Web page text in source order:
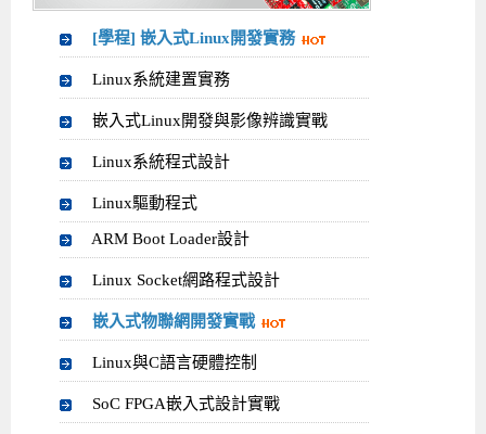
交通資訊
Linux Socket網路程式設計
Raspberry Pi之Python程式設計硬體控制
嵌入式Linux開發與AI影像辨識
TI MSP430微控制器開發
生醫感測器整合設計班
穿戴式裝置應用開發
嵌入式即時作業系統FreeRTOS 設計實作
Allegro/PCB Layout設計
工業電子丙級輔導考照課程
SoC FPGA嵌入式設計實戰
[學程]感測電路Plus+MCU韌體設計實戰
AI雲端原生與MLOps自動化實務
AI機器學習與深度學習實戰班
青少年AI人工智慧實作班
AI課程總覽頁
AI邊緣運算實作TensorFlow Lite for MCU
AIoT智能聯網運算實戰
AI深度學習之問答系統實作
AI強化學習 - 自動控制應用
讓 AI 成為你的數位同事
iPAS AIoT 應用工程師(物聯網類)
iPAS巨量資料分析師
iPAS機器學習工程師
Kubernetes雲原生實戰班
AI雲端原生與MLOps自動化實務
n8n 零基礎工作自動化實戰班
Web全端開發應用班
資訊安全實務
物聯網Web整合應用實作
[學程]物聯網全端與深度學習整合
物聯網開發系列課程
[學程]物聯網整合開發實戰
Web全端開發應用
5G技術-SDN與Mininet實作
嵌入式物聯網開發實戰
[學程]物聯網全端與深度學習整合
iPAS AIoT應用工程師(物聯網類)
5G-SDN通訊系列課程
SDN網路技術與Mininet實戰
ROS機器人開發系列課程
ROS機器人自走車系統開發應用
ROS機器手臂控制&演算法實戰
智能機器人系統整合開發
電腦視覺與影像處理課程
影像課程總覽
電腦視覺與影像處理
AI深度學習與影像辨識實戰
嵌入式Linux開發與AI影像辨識
智能機器人系統整合開發
ARM系列課程
ARM mbed 物聯網平台應用實作
ARM Boot Loader設計
ARM Cortex-M0 應用整合設計
程式語言系列課程
C語言程式設計
資料結構精修班
C++程式設計
Python程式實戰養成學程
Android系列課程
Android嵌入式平台開發訓練班
Android APP 實戰開發學程
Android Framework
iOS程式開發系列課程
iPhone程式設計基礎班
iPhone程式設計進階班
Android嵌入式平台開發訓練班
產品應用系列課程
ARM Boot Loader
使用C語言控制Raspberry Pi
Linux 作業系統實務
Raspberry Pi 開發入門
Edge AI與Pi Pico實作應用
AI邊緣運算實作TensorFlow Lite for MCU
Vibe Coding：AI協作全端開發
生成式AI能力認證
生成式AI基礎模型到Agentic AI
Python機器學習與深度學習
AI雲端原生與MLOps自動化實務
AI邊緣運算實作-TFL for MCU
自然語言處理與大型語言模型
資料分析與視覺化
非監督式學習
Edge AI與Pi Pico實作應用
kubernetes雲原生實戰班
AI雲端原生與MLOps自動化實務
Web全端開發應用班
IoT物聯網開發系列
物聯網整合開發與應用
Python硬體控制-Pi Pico物聯網實作
iPAS AIoT應用工程師(物聯網類)
5G - SDN與Mininet實作
iPAS產業人才能力鑑定系列
iPAS AI應用規劃師
iPAS AIoT應用工程師(物聯網類)
iPAS巨量資料分析師
iPAS機器學習工程師
升大學APCS/學習歷程專區
高中生升學超前部署課程總覽
APCS檢定 Python課程
APCS檢定 C++課程
APCS檢定 C語言課程
APCS檢定培訓課程
【遠距同步】APCS寒/暑假營隊
【遠距同步】青少年AI冬/夏令營
程式語言系列
C語言程式設計
資料結構
Python程式設計
JavaScript程式設計
C++程式設計
Python進階程式設計：從資料結構到演算法
Raspberry Pi系列
Linux & C語言硬體控制
Python硬體控制-Pi Pico
Raspberry Pi 使用入門
Edge AI與Raspberry Pi Pico實作應用
硬體控制使用Python
5G-SDN通訊系列課程
5G關鍵技術- SDN與Mininet實作
創意程式設計系列
micro:bit 創意程式設計
Scratch 創意程式設計
研發設計服務
電腦教室租借服務[台北]
合作夥伴專區
資訊專區
廠商求才
學員常見問題
學員權益與報名須知
最新成果展
工程師學習地圖
學員專屬提問平台
研發實習生計畫
青少年AI人工智慧實作班[高中生]
高中生升學超前部署課程總覽
[學程] 嵌入式Linux開發實務
Linux系統建置實務
嵌入式Linux開發與影像辨識實戰
Linux系統程式設計
Linux驅動程式
ARM Boot Loader設計
Linux Socket網路程式設計
嵌入式物聯網開發實戰
Linux與C語言硬體控制
SoC FPGA嵌入式設計實戰